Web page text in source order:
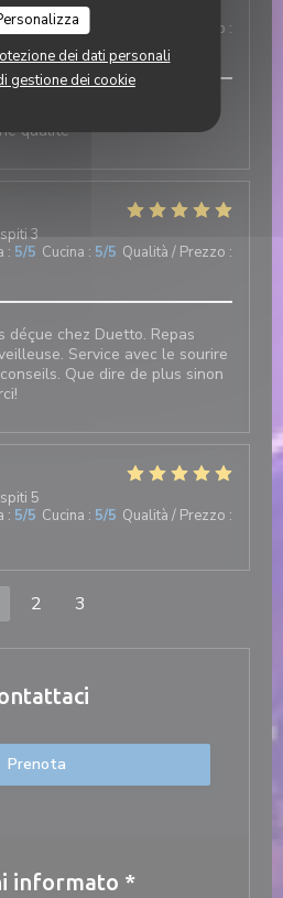
dei dati personali
gestione dei cookie
3
: 5/5 Cucina : Qualità / Prezzo :
restaurant italien. Cuisine
qualité
3
: 5/5 Cucina : 5/5 Qualità / Prezzo :
déçue chez Duetto. Repas
Service avec le sourire
Que dire de plus sinon
5
: 5/5 Cucina : 5/5 Qualità / Prezzo :
2 3
Prenota
informato *